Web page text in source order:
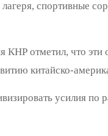
спортивные
КНР отметил, что
китайско-
усилия